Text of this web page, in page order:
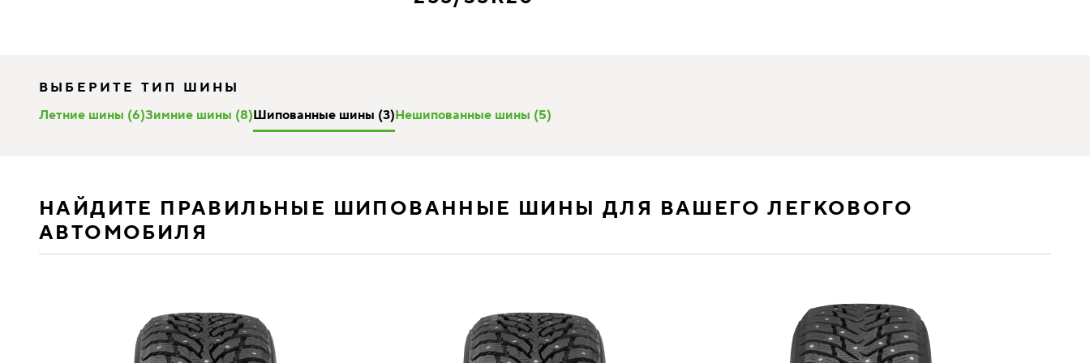
ВЫБЕРИТЕ ТИП ШИНЫ
Летние шины (6)Зимние шины (8)Шипованные шины (3)Нешипованные шины (5)
НАЙДИТЕ ПРАВИЛЬНЫЕ ШИПОВАННЫЕ ШИНЫ ДЛЯ ВАШЕГО ЛЕГКОВОГО
АВТОМОБИЛЯ